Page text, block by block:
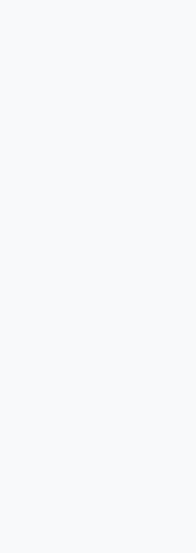
Bitmedia
Bitmedia'yı bir
bilinçli pazarlama
hem de
Bitmedia'nın
Bitmedia, onu
haline getiren birkaç
Düşük
için erişilebilir
Birden fazla
verenler için